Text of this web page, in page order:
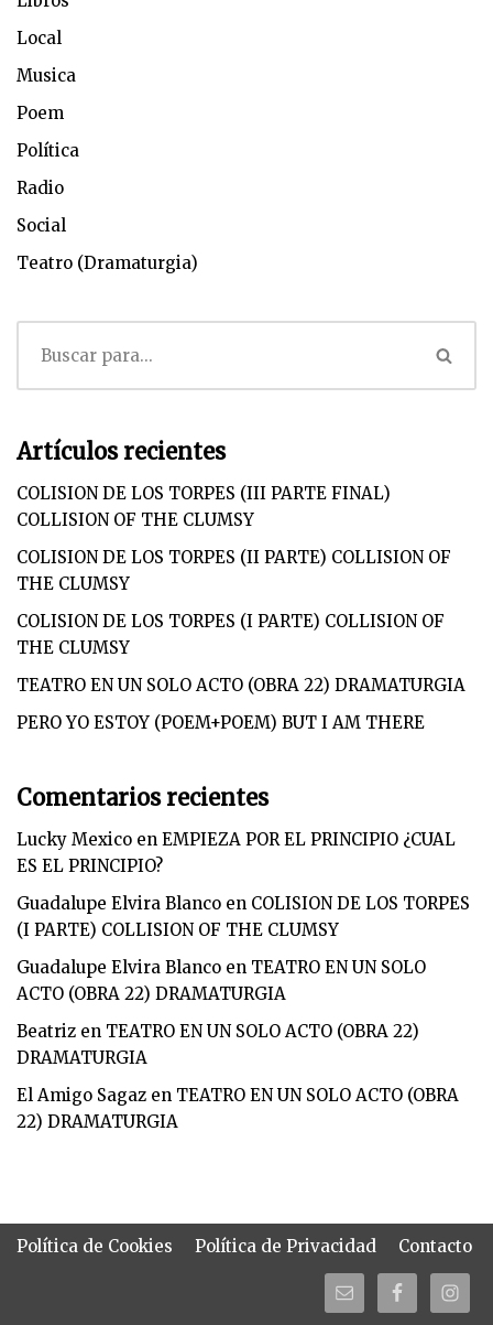
Local
Musica
Poem
Política
Radio
Social
Teatro (Dramaturgia)
Artículos recientes
COLISION DE LOS TORPES (III PARTE FINAL)
COLLISION OF THE CLUMSY
COLISION DE LOS TORPES (II PARTE) COLLISION OF
THE CLUMSY
COLISION DE LOS TORPES (I PARTE) COLLISION OF
THE CLUMSY
TEATRO EN UN SOLO ACTO (OBRA 22) DRAMATURGIA
PERO YO ESTOY (POEM+POEM) BUT I AM THERE
Comentarios recientes
Lucky Mexico en EMPIEZA POR EL PRINCIPIO ¿CUAL
ES EL PRINCIPIO?
Guadalupe Elvira Blanco en COLISION DE LOS TORPES
(I PARTE) COLLISION OF THE CLUMSY
Guadalupe Elvira Blanco en TEATRO EN UN SOLO
ACTO (OBRA 22) DRAMATURGIA
Beatriz en TEATRO EN UN SOLO ACTO (OBRA 22)
DRAMATURGIA
El Amigo Sagaz en TEATRO EN UN SOLO ACTO (OBRA
22) DRAMATURGIA
Política de Cookies Política de Privacidad Contacto